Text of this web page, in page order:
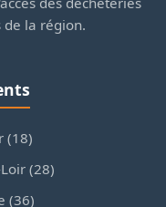
de la région.
(18)
(28)
(36)